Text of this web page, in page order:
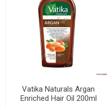
Vatika Naturals Argan
Enriched Hair Oil 200ml